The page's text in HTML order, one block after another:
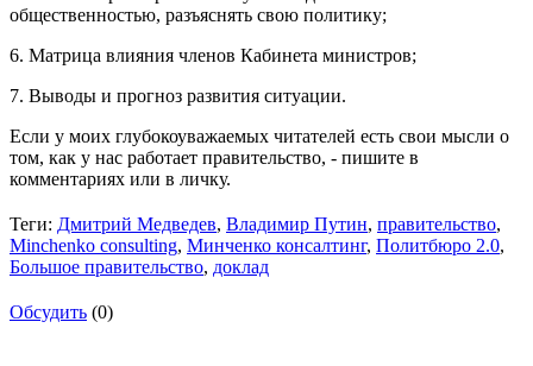
общественностью, разъяснять свою политику;
6. Матрица влияния членов Кабинета министров;
7. Выводы и прогноз развития ситуации.
Если у моих глубокоуважаемых читателей есть свои мысли о
том, как у нас работает правительство, - пишите в
комментариях или в личку.
Теги: Дмитрий Медведев, Владимир Путин, правительство,
Minchenko consulting, Минченко консалтинг, Политбюро 2.0,
Большое правительство, доклад
Обсудить (0)